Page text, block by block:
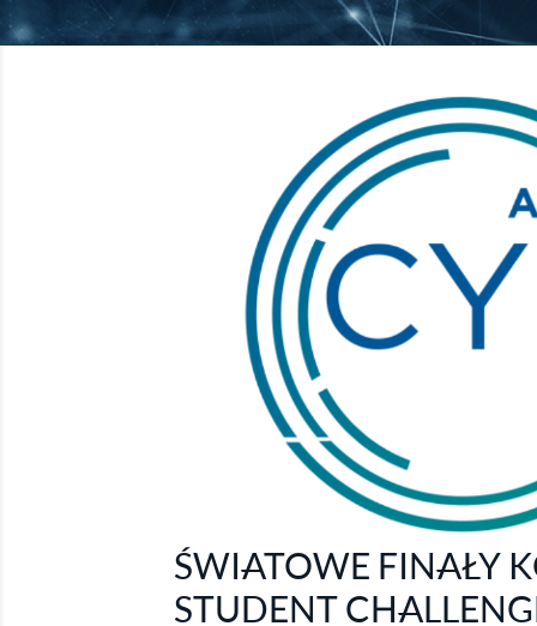
ŚWIATOWE FINAŁY
STUDENT